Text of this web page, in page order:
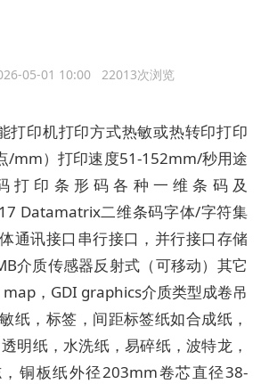
05-01 10:00 22013次浏览
打印机打印方式热敏或热转印打印
/mm）打印速度51-152mm/秒用途
打印条形码各种一维条码及
Datamatrix二维条码字体/字符集
通讯接口串行接口，并行接口存储
介质传感器反射式（可移动）其它
map，GDI graphics介质类型成卷吊
纸，标签，间距标签纸如合成纸，
明纸，水洗纸，易碎纸，波特龙，
铜板纸外径203mm卷芯直径38-